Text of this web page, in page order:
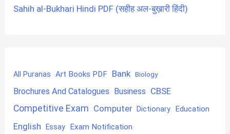
Sahih al-Bukhari Hindi PDF (सहीह अल-बुख़ारी हिंदी)
All Puranas Art Books PDF Bank Biology
Brochures And Catalogues Business CBSE
Competitive Exam Computer Dictionary Education
English Essay Exam Notification